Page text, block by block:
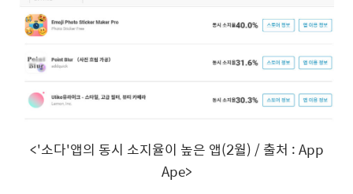
<'소다'앱의 동시 소지율이 높은 앱(2월) /출처 : App
Ape>